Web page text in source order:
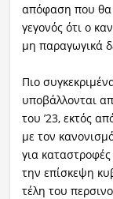
απόφαση που θα
γεγονός ότι ο
μη παραγωγικά
Πιο
υποβάλλονται
του ’23, εκτός
με τον
για
την επίσκεψη
τέλη του